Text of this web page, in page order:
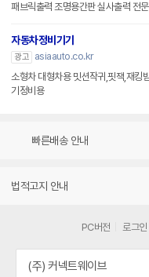
패브릭출력 조명용간판 실사출력 전문
자동차정비기기
광고
asiaauto.co.kr
소형차 대형차용 밋션작귀,핏잭,재킹
기정비용
빠른배송 안내
법적고지 안내
PC버전 로그인
(주) 커넥트웨이브